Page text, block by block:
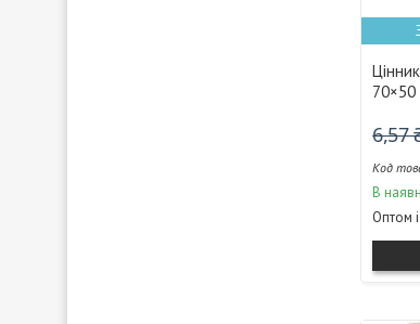
6,57
В
Оптом